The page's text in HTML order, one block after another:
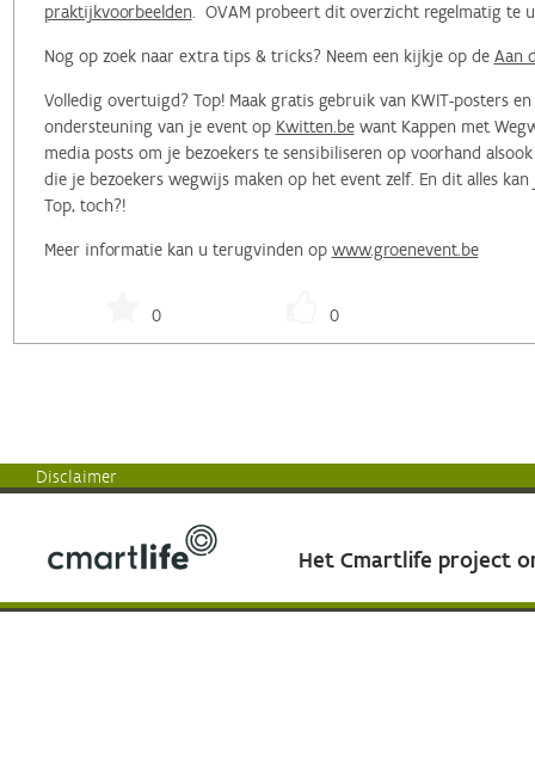
praktijkvoorbeelden. OVAM probeert dit overzicht regelmatig te
Nog op zoek naar extra tips & tricks? Neem een kijkje op de Aan
Volledig overtuigd? Top! Maak gratis gebruik van KWIT-posters
ondersteuning van je event op Kwitten.bewant Kappen met
media posts om je bezoekers te sensibiliseren op voorhand
die je bezoekers wegwijs maken op het event zelf. En dit alles
Top, toch?!
Meer informatie kan u terugvinden op www.groenevent.be
0 0
Disclaimer
Het Cmartlife project